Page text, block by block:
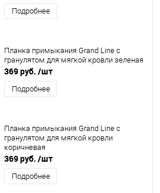
Подробнее
Планка примыкания Grand Line c
гранулятом для мягкой кровли зеленая
369 руб. /шт
Подробнее
Планка примыкания Grand Line c
гранулятом для мягкой кровли
коричневая
369 руб. /шт
Подробнее